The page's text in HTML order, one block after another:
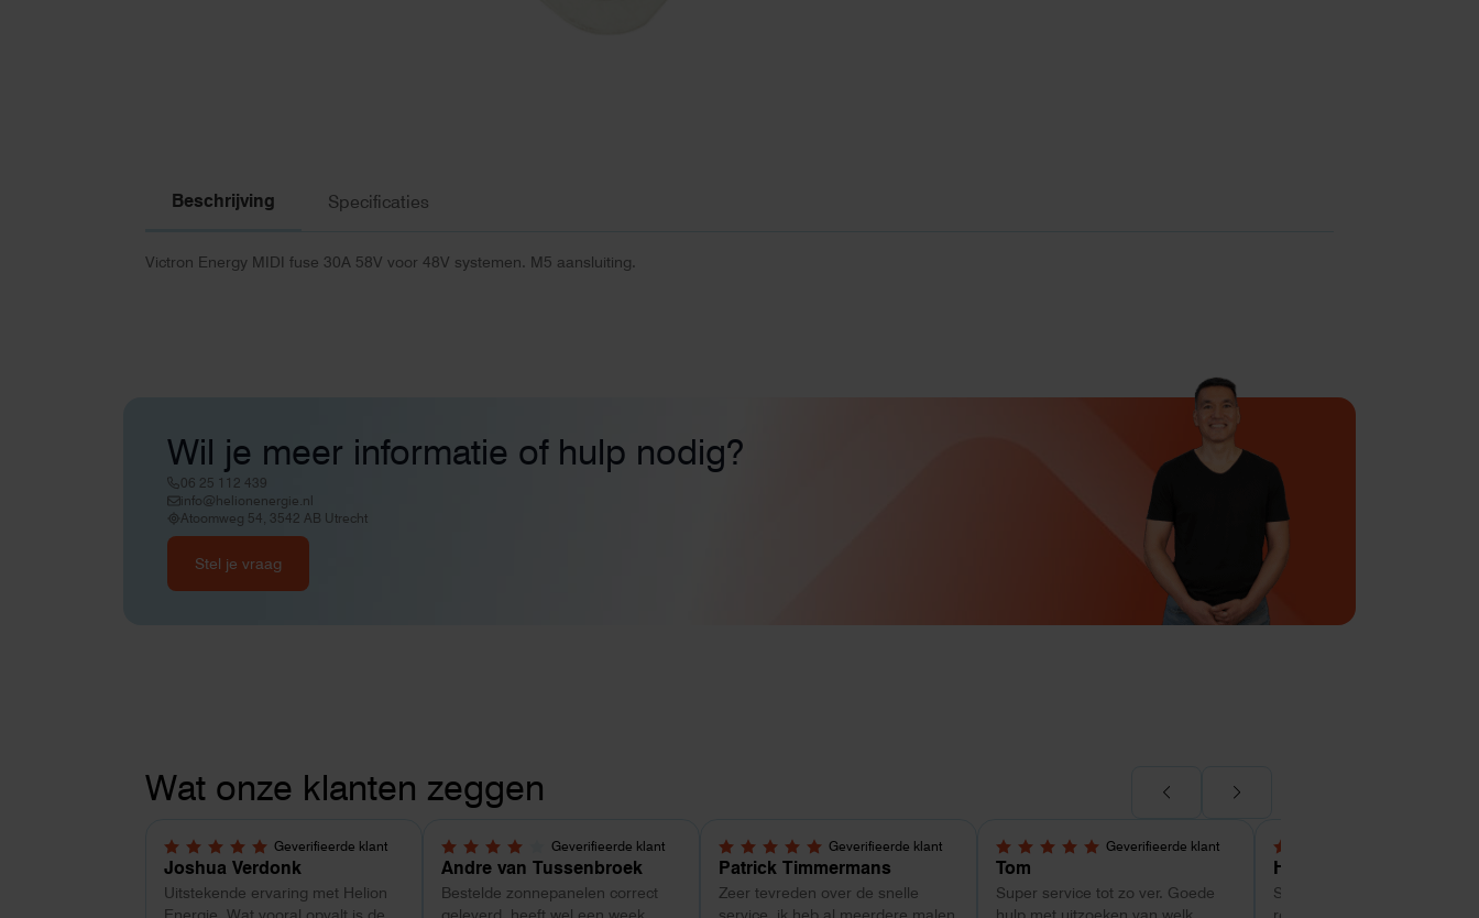
Beschrijving Specificaties
Victron Energy MIDI fuse 30A 58V voor 48V systemen. M5 aansluiting.
Wil je meer informatie of hulp nodig?
06 25 112 439
info@helionenergie.nl
Atoomweg 54, 3542 AB Utrecht
Stel je vraag
Wat onze klanten zeggen
Geverifieerde klant
5,0 van 5 sterren
Joshua Verdonk
Uitstekende ervaring met Helion
Geverifieerde klant
4 van 5 sterren
Andre van Tussenbroek
Bestelde zonnepanelen correct
Geverifieerde klant
5,0 van 5 sterren
Patrick Timmermans
Zeer tevreden over de snelle
Geverifieerde klant
5,0 van 5 sterren
Tom
Super service tot zo ver. Goede
4 van 5 sterren
Hans Kollenbrander
Snelle levering en goede